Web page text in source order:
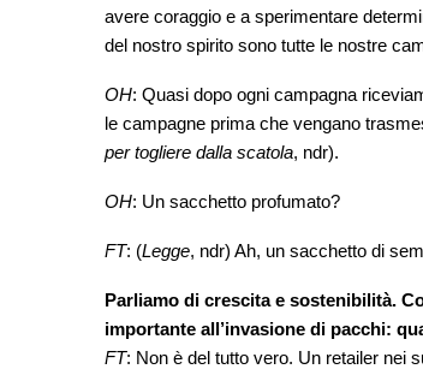
avere coraggio e a sperimentare
del nostro spirito sono tutte le nostre
OH: Quasi dopo ogni campagna
le campagne prima che vengano
per togliere dalla scatola, ndr).
OH: Un sacchetto profumato?
FT: (Legge, ndr) Ah, un sacchetto di
Parliamo di crescita e sostenibilità.
importante all’invasione di pacchi:
FT: Non è del tutto vero. Un retailer nei